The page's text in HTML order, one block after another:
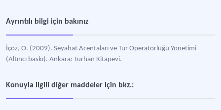
Ayrıntılı bilgi için bakınız
İçöz, O. (2009). Seyahat Acentaları ve Tur Operatörlüğü Yönetimi
(Altıncı baskı). Ankara: Turhan Kitapevi.
Konuyla ilgili diğer maddeler için bkz.: